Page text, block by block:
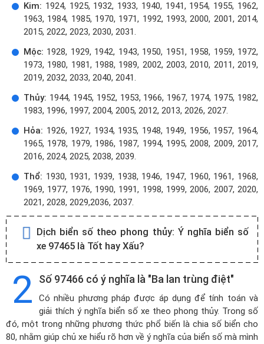
Kim: 1924, 1925, 1932, 1933, 1940, 1941, 1954, 1955, 1962,
1963, 1984, 1985, 1970, 1971, 1992, 1993, 2000, 2001, 2014,
2015, 2022, 2023, 2030, 2031.
Mộc: 1928, 1929, 1942, 1943, 1950, 1951, 1958, 1959, 1972,
1973, 1980, 1981, 1988, 1989, 2002, 2003, 2010, 2011, 2019,
2019, 2032, 2033, 2040, 2041.
Thủy: 1944, 1945, 1952, 1953, 1966, 1967, 1974, 1975, 1982,
1983, 1996, 1997, 2004, 2005, 2012, 2013, 2026, 2027.
Hỏa: 1926, 1927, 1934, 1935, 1948, 1949, 1956, 1957, 1964,
1965, 1978, 1979, 1986, 1987, 1994, 1995, 2008, 2009, 2017,
2016, 2024, 2025, 2038, 2039.
Thổ: 1930, 1931, 1939, 1938, 1946, 1947, 1960, 1961, 1968,
1969, 1977, 1976, 1990, 1991, 1998, 1999, 2006, 2007, 2020,
2021, 2028, 2029,2036, 2037.
Dịch biển số theo phong thủy: Ý nghĩa biển số
xe 97465 là Tốt hay Xấu?
2 Số 97466 có ý nghĩa là "Ba lan trùng điệt"
Có nhiều phương pháp được áp dụng để tính toán và
giải thích ý nghĩa biển số xe theo phong thủy. Trong số
đó, một trong những phương thức phổ biến là chia số biển cho
80, nhằm giúp chủ xe hiểu rõ hơn về ý nghĩa của biển số mà mình